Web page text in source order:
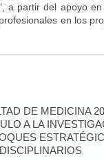
a partir del apoyo
en los
DE MEDICINA
A LA